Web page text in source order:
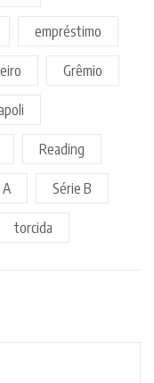
empréstimo
Grêmio
Reading
Série B
torcida